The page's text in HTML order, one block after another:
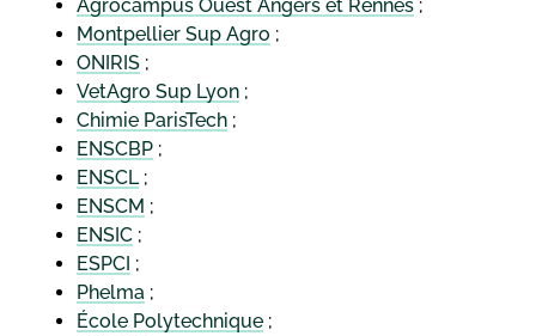
Agrocampus Ouest Angers et Rennes ;
Montpellier Sup Agro ;
ONIRIS ;
VetAgro Sup Lyon ;
Chimie ParisTech ;
ENSCBP ;
ENSCL;
ENSCM ;
ENSIC ;
ESPCI ;
Phelma ;
École Polytechnique ;